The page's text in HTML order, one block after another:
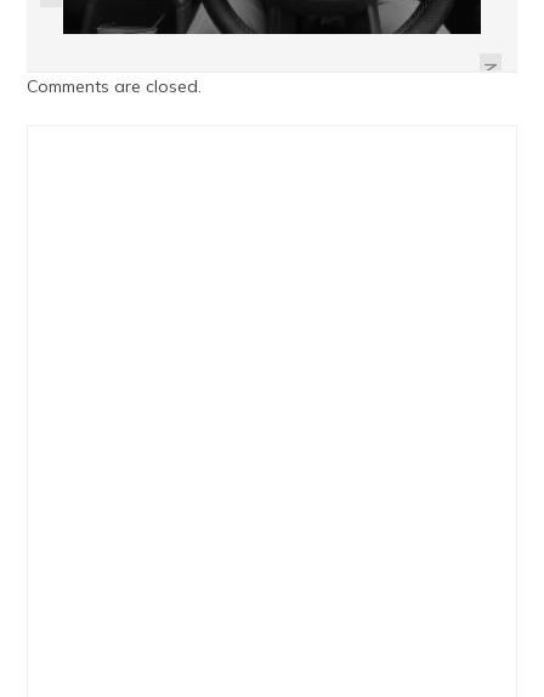
NEXT
HAVAL H6 PHEV ว่าที่ไฮบริดเสียบปลั้ก
Comments are closed.